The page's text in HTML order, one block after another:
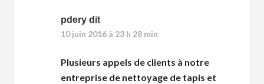
pdery dit
10 juin 2016 à 23 h 28 min
Plusieurs appels de clients à notre
entreprise de nettoyage de tapis et